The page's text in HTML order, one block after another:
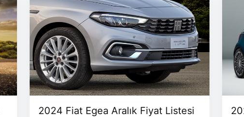
La Prima by Bocelli 42kWh …
2024 Fiat Egea Aralık Fiyat Listesi